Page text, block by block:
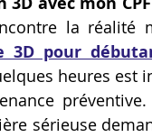
Artillery M1
formation CPF
la réalité
3D pour
heures est
préventive.
sérieuse